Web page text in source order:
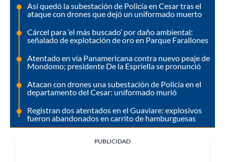
Así quedó la subestación de Policía en Cesar tras el
ataque con drones que dejó un uniformado muerto
Cárcel para ‘el más buscado’ por daño ambiental:
señalado de explotación de oro en Parque Farallones
Atentado en vía Panamericana contra nuevo peaje de
Mondomo; presidente De la Espriella se pronunció
Atacan con drones una subestación de Policía en el
departamento del Cesar: uniformado murió
Registran dos atentados en el Guaviare: explosivos
fueron abandonados en carrito de hamburguesas
PUBLICIDAD